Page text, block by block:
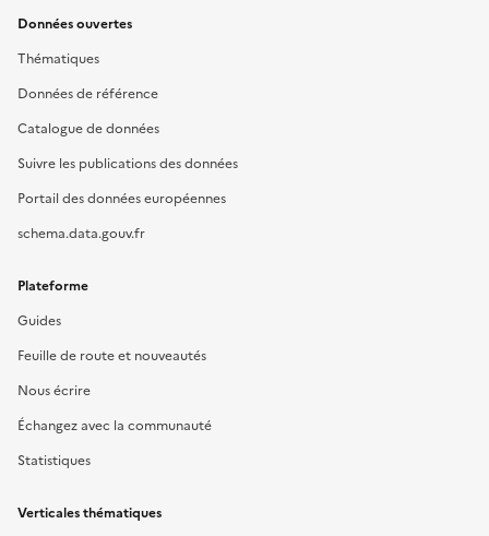
Données ouvertes
Thématiques
Données de référence
Catalogue de données
Suivre les publications des données
Portail des données européennes
schema.data.gouv.fr
Plateforme
Guides
Feuille de route et nouveautés
Nous écrire
Échangez avec la communauté
Statistiques
Verticales thématiques